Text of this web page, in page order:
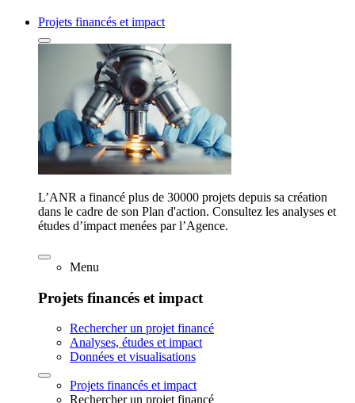
Projets financés et impact
L’ANR a financé plus de 30000 projets depuis sa création
dans le cadre de son Plan d'action. Consultez les analyses et
études d’impact menées par l’Agence.
Menu
Projets financés et impact
Rechercher un projet financé
Analyses, études et impact
Données et visualisations
Projets financés et impact
Rechercher un projet financé